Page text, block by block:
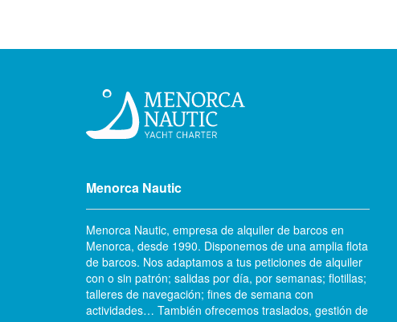
Menorca Nautic
Menorca Nautic, empresa de alquiler de barcos en
Menorca, desde 1990. Disponemos de una amplia flota
de barcos. Nos adaptamos a tus peticiones de alquiler
con o sin patrón; salidas por día, por semanas; flotillas;
talleres de navegación; fines de semana con
actividades… También ofrecemos traslados, gestión de